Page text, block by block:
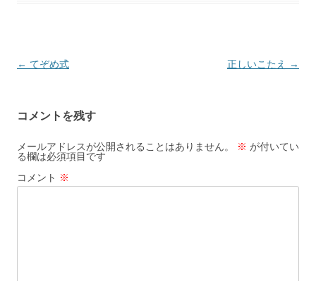
投
ビ
ゲ
ー
シ
← てぞめ式 正しいこたえ →
コメントを残す
メールアドレスが公開されることはありません。 ※ が付いてい
る欄は必須項目です
コメント ※